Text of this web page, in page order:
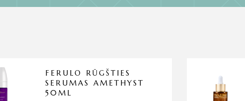
FERULO RŪGŠTIES
SERUMAS AMETHYST
50ML